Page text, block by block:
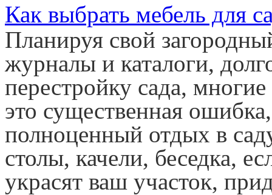
Как выбрать мебель для
Планируя свой
журналы и каталоги,
перестройку сада,
это существенная
полноценный отдых в
столы, качели, беседка,
украсят ваш участок,